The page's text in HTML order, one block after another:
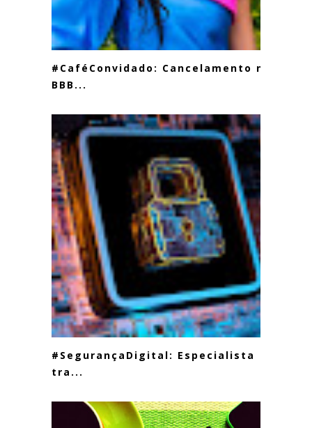
#CaféConvidado: Cancelamento no
BBB...
#SegurançaDigital: Especialista
tra...